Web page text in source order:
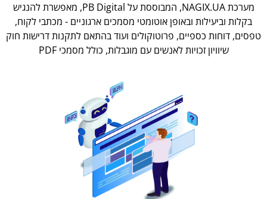
מערכת NAGIX.UA, המבוססת על PB Digital, מאפשרת להנגיש
בקלות וביעילות ובאופן אוטומטי מסמכים ארגוניים - מכתבי לקוח,
טפסים, דוחות כספיים, פרוטוקולים ועוד בהתאם לתקנות דרישות חוק
שיוויון זכויות לאנשים עם מוגבלות, כולל מסמכי PDF